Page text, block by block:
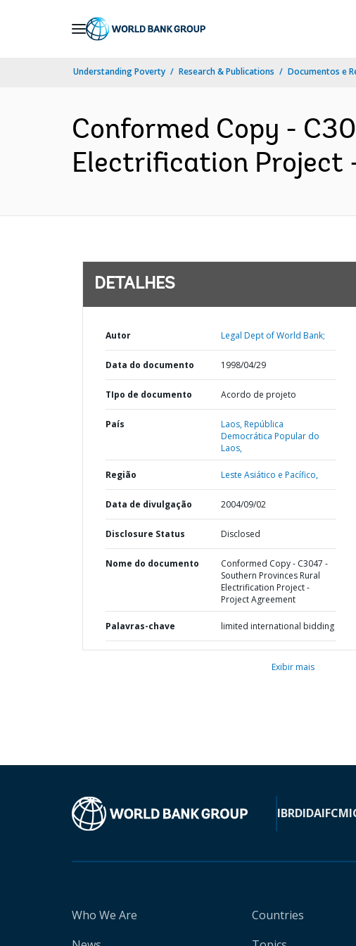
Understanding Poverty Research & Publications Documentos e
Conformed Copy -
Electrification Project
DETALHES
Autor Legal Dept of World Bank;
Data do documento 1998/04/29
TIpo de documento Acordo de projeto
País Laos,República
Democrática Popular do
Laos,
Região Leste Asiático e Pacífico,
Data de divulgação 2004/09/02
Disclosure Status Disclosed
Nome do documento
Conformed Copy - C3047 -
Southern Provinces Rural
Electrification Project -
Project Agreement
Palavras-chave limited international bidding
Exibir mais
IBRDIDAIFC
Who We Are
Countries